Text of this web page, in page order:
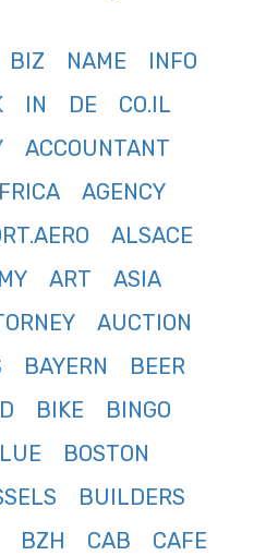
BIZ NAME
INFO
IN DE
CO.IL
ACCOUNTANT
AGENCY
ALSACE
ART
ASIA
AUCTION
BAYERN
BEER
BIKE
BINGO
BOSTON
BUILDERS
BZH CAB
CAFE